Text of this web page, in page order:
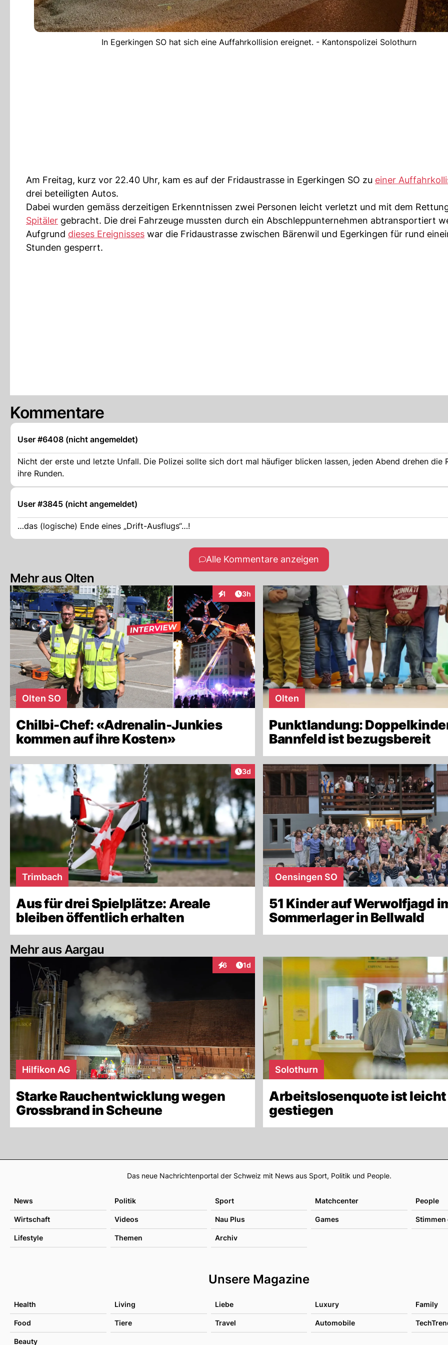
In Egerkingen SO hat sich eine Auffahrkollision ereignet. - Kantonspolizei Solothurn
Am Freitag, kurz vor 22.40 Uhr, kam es auf der Fridaustrasse in Egerkingen SO zu einer
drei beteiligten Autos.
Dabei wurden gemäss derzeitigen Erkenntnissen zwei Personen leicht verletzt und mit dem
Spitäler gebracht. Die drei Fahrzeuge mussten durch ein Abschleppunternehmen abtransportiert
Aufgrund dieses Ereignisses war die Fridaustrasse zwischen Bärenwil und Egerkingen für rund
Stunden gesperrt.
Kommentare
User #6408 (nicht angemeldet)
Nicht der erste und letzte Unfall. Die Polizei sollte sich dort mal häufiger blicken lassen, jeden Abend drehen die
ihre Runden.
User #3845 (nicht angemeldet)
…das (logische) Ende eines „Drift-Ausflugs“…!
Alle Kommentare anzeigen
Mehr aus Olten
1
InteraktionenArtikel veröffentlicht:
3h
Olten SO
Chilbi-Chef: «Adrenalin-Junkies
kommen auf ihre Kosten»
Olten
Punktlandung:
Bannfeld ist bezugsbereit
Artikel veröffentlicht:
3d
Trimbach
Aus für drei Spielplätze: Areale
bleiben öffentlich erhalten
Oensingen SO
51 Kinder auf Werwolfjagd
Sommerlager in Bellwald
Mehr aus Aargau
6
InteraktionenArtikel veröffentlicht:
1d
Hilfikon AG
Starke Rauchentwicklung wegen
Grossbrand in Scheune
Solothurn
Arbeitslosenquote ist leicht
gestiegen
Footer
Das neue Nachrichtenportal der Schweiz mit News aus Sport, Politik und People.
News Politik Sport Matchcenter People
Wirtschaft Videos Nau Plus Games Stimmen
Lifestyle Themen Archiv
Unsere Magazine
Health Living Liebe Luxury Family
Food Tiere Travel Automobile
Beauty